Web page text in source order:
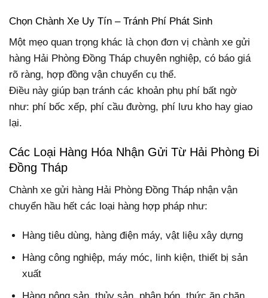
Chọn Chành Xe Uy Tín – Tránh Phí Phát Sinh
Một mẹo quan trọng khác là chọn đơn vị chành xe gửi
hàng Hải Phòng Đồng Tháp chuyên nghiệp, có báo giá
rõ ràng, hợp đồng vận chuyển cụ thể.
Điều này giúp bạn tránh các khoản phụ phí bất ngờ
như: phí bốc xếp, phí cầu đường, phí lưu kho hay giao
lại.
Các Loại Hàng Hóa Nhận Gửi Từ Hải Phòng Đi
Đồng Tháp
Chành xe gửi hàng Hải Phòng Đồng Tháp nhận vận
chuyển hầu hết các loại hàng hợp pháp như:
Hàng tiêu dùng, hàng điện máy, vật liệu xây dựng
Hàng công nghiệp, máy móc, linh kiện, thiết bị sản
xuất